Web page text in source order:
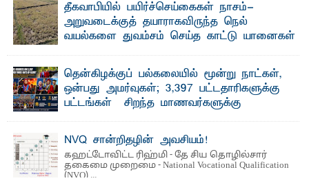
தீகவாபியில் பயிர்ச்செய்கைகள் நாசம்-
அறுவடைக்குத் தயாராகவிருந்த நெல்
வயல்களை துவம்சம் செய்த காட்டு யானைகள்
காணப்பட்ட பல ...தென்கிழக்குப் பல்கலையில் மூன்று நாட்கள்,
ஒன்பது அமர்வுகள்; 3,397 பட்டதாரிகளுக்கு
பட்டங்கள் – சிறந்த மாணவர்களுக்கு
மற்றும் சிறப்புப் பரிசுகள்
எம்.வை. அமீர்- ஒ லுவிலில் அமைந்துள்ள தென்கிழக்குப்
பல்கலைக்கழகத்தின் 18ஆவது பொதுப் பட்டமளிப்பு விழா ...
NVQ சான்றிதழின் அவசியம்!
கஹட்டோவிட்ட ரிஹ்மி - தே சிய தொழில்சார்
தகைமை முறைமை - National Vocational Qualification
(NVQ) ...